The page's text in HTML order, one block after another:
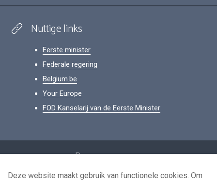
Nuttige links
Eerste minister
Federale regering
Belgium.be
Your Europe
FOD Kanselarij van de Eerste Minister
Persoonsgegevens
Voorwaarden voor het hergebruik
Deze website maakt gebruik van functionele cookies. Om